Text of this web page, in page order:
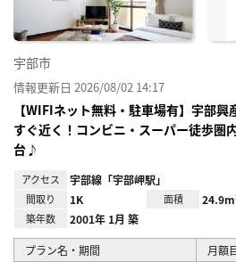
宇部市
情報更新日 2026/08/02 14:17
【WIFIネット無料・駐車場有】宇部
すぐ近く！コンビニ・スーパー徒歩圏
台♪
アクセス 宇部線「宇部岬駅」
間取り 1K 面積
築年数 2001年 1月 築
プラン名・期間 月額